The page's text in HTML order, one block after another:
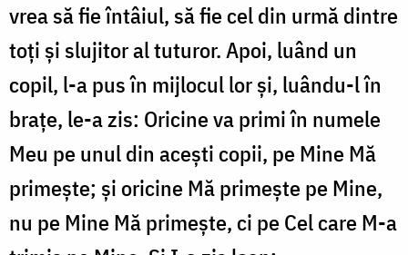
vrea să fie întâiul, să fie cel din urmă dintre
toți și slujitor al tuturor. Apoi, luând un
copil, l-a pus în mijlocul lor și, luându-l în
brațe, le-a zis: Oricine va primi în numele
Meu pe unul din acești copii, pe Mine Mă
primește; și oricine Mă primește pe Mine,
nu pe Mine Mă primește, ci pe Cel care M-a